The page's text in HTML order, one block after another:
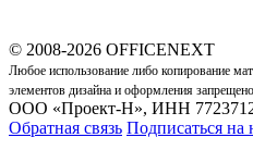
© 2008-2026 OFFICENEXT
Любое использование либо копирование
элементов дизайна и оформления
ООО «Проект-Н», ИНН
Обратная связь Подписаться на